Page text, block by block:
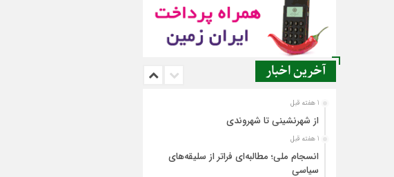
آخرین اخبار
1 هفته قبل
از شهرنشینی تا شهروندی
1 هفته قبل
انسجام ملی؛ مطالبه‌ای فراتر از سلیقه‌های
سیاسی